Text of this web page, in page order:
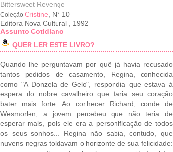
Bittersweet Revenge
Coleção Cristine , N° 10
Editora Nova Cultural
1992
Assunto Cotidiano
QUER LER ESTE LIVRO?
Quando lhe perguntavam por quê já havia recusado
tantos pedidos de casamento, Regina, conhecida
como "A Donzela de Gelo", respondia que estava à
espera do nobre cavalheiro que faria seu coração
bater mais forte. Ao conhecer Richard, conde de
Wesmorlen, a jovem percebeu que não teria de
esperar mais, pois ele era a personificação de todos
os seus sonhos... Regina não sabia, contudo, que
nuvens negras toldavam o horizonte de sua felicidade: